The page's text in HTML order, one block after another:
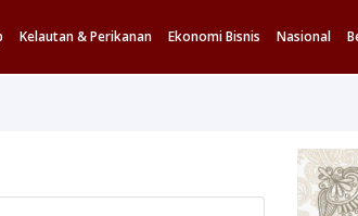
Kelautan & Perikanan Ekonomi Bisnis Nasional